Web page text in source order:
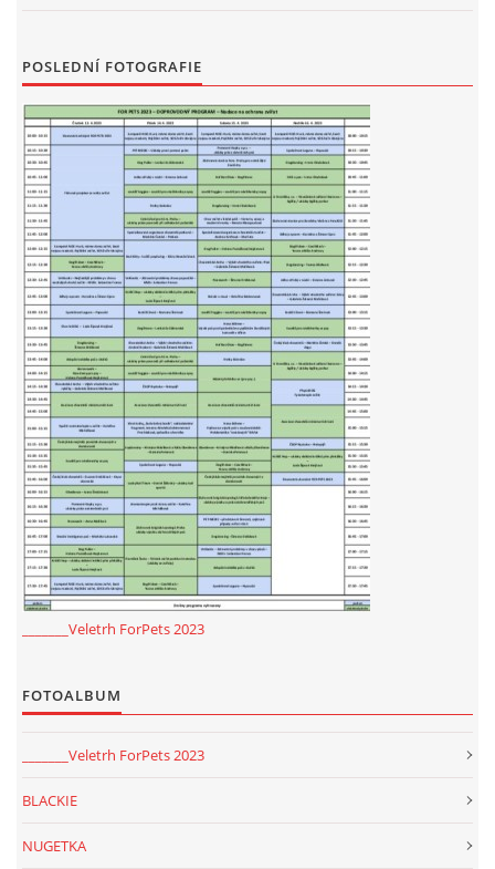
POSLEDNÍ FOTOGRAFIE
_______Veletrh ForPets 2023
FOTOALBUM
_______Veletrh ForPets 2023
BLACKIE
NUGETKA